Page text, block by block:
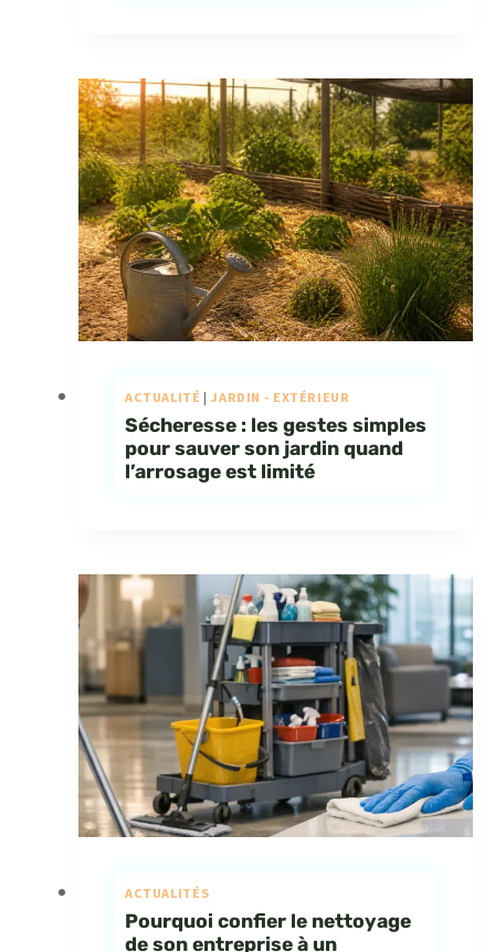
ACTUALITÉ | JARDIN - EXTÉRIEUR
Sécheresse : les gestes simples
pour sauver son jardin quand
l’arrosage est limité
ACTUALITÉS
Pourquoi confier le nettoyage
de son entreprise à un